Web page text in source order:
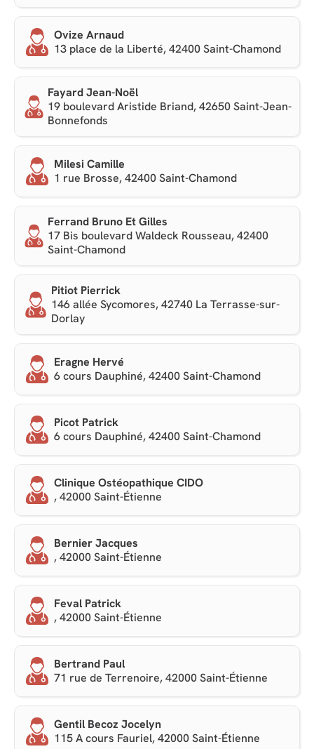
Ovize Arnaud
13 place de la Liberté, 42400 Saint-Chamond
Fayard Jean-Noël
19 boulevard Aristide Briand, 42650 Saint-Jean-
Bonnefonds
Milesi Camille
1 rue Brosse, 42400 Saint-Chamond
Ferrand Bruno Et Gilles
17 Bis boulevard Waldeck Rousseau, 42400
Saint-Chamond
Pitiot Pierrick
146 allée Sycomores, 42740 La Terrasse-sur-
Dorlay
Eragne Hervé
6 cours Dauphiné, 42400 Saint-Chamond
Picot Patrick
6 cours Dauphiné, 42400 Saint-Chamond
Clinique Ostéopathique CIDO
, 42000 Saint-Étienne
Bernier Jacques
, 42000 Saint-Étienne
Feval Patrick
, 42000 Saint-Étienne
Bertrand Paul
71 rue de Terrenoire, 42000 Saint-Étienne
Gentil Becoz Jocelyn
115 A cours Fauriel, 42000 Saint-Étienne